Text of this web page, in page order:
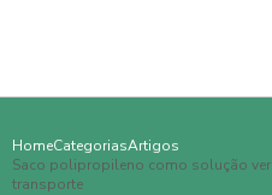
HomeCategoriasArtigos
Saco polipropileno como solução
transporte